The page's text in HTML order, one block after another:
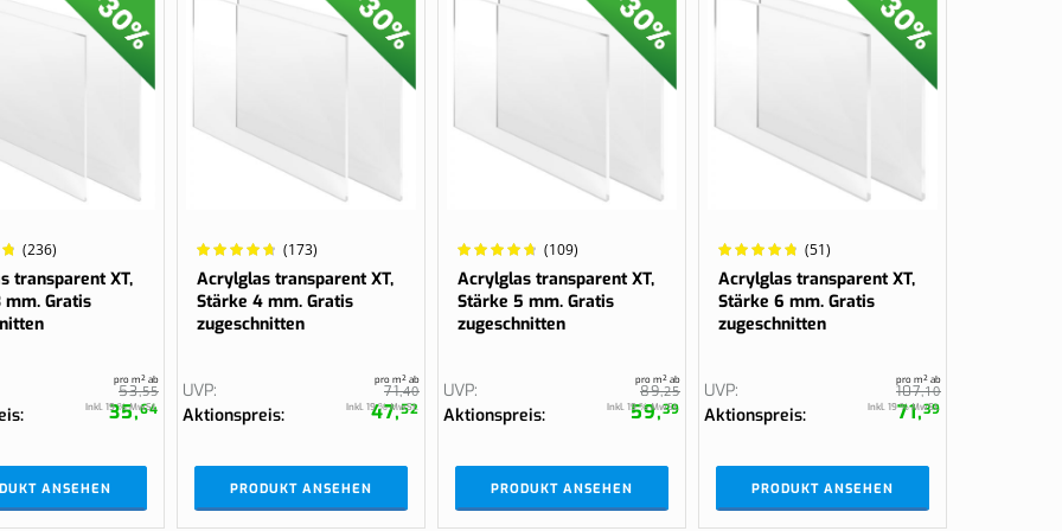
Bestelle jetzt
Komplettes Dach an der Wand
(236)
transparent XT,
mm. Gratis
53,55
pro m² ab
35,64
Inkl. 19 % MwSt.
ANSEHEN
Wertung:
97.095%
(173)
Acrylglas transparent XT,
Stärke 4 mm. Gratis
zugeschnitten
UVP 71,40
Aktionspreis
pro m² ab
47,52
Inkl. 19 % MwSt.
PRODUKT ANSEHEN
Wertung:
97.1429%
(109)
Acrylglas transparent XT,
Stärke 5 mm. Gratis
zugeschnitten
UVP 89,25
Aktionspreis
pro m² ab
59,39
Inkl. 19 % MwSt.
PRODUKT ANSEHEN
Wertung:
97.8431%
(51)
Acrylglas transparent XT,
Stärke 6 mm. Gratis
zugeschnitten
UVP 107,10
Aktionspreis
pro m² ab
71,39
Inkl. 19 % MwSt.
PRODUKT ANSEHEN